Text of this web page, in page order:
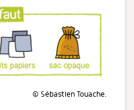
© Sébastien Touache.